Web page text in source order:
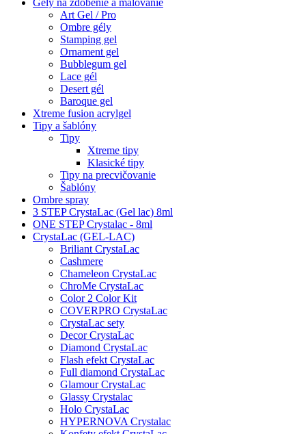
Art Gel / Pro
Ombre gély
Stamping gel
Ornament gel
Bubblegum gel
Lace gél
Desert gél
Baroque gel
Xtreme fusion acrylgel
Tipy a šablóny
Tipy
Xtreme tipy
Klasické tipy
Tipy na precvičovanie
Šablóny
Ombre spray
3 STEP CrystaLac (Gel lac) 8ml
ONE STEP Crystalac - 8ml
CrystaLac (GEL-LAC)
Briliant CrystaLac
Cashmere
Chameleon CrystaLac
ChroMe CrystaLac
Color 2 Color Kit
COVERPRO CrystaLac
CrystaLac sety
Decor CrystaLac
Diamond CrystaLac
Flash efekt CrystaLac
Full diamond CrystaLac
Glamour CrystaLac
Glassy Crystalac
Holo CrystaLac
HYPERNOVA Crystalac